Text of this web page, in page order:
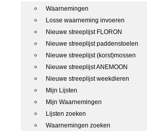
Waarnemingen
Losse waarneming invoeren
Nieuwe streeplijst FLORON
Nieuwe streeplijst paddenstoelen
Nieuwe streeplijst (korst)mossen
Nieuwe streeplijst ANEMOON
Nieuwe streeplijst weekdieren
Mijn Lijsten
Mijn Waarnemingen
Lijsten zoeken
Waarnemingen zoeken